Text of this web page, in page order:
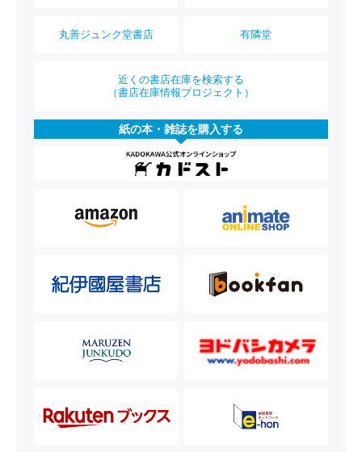
丸善ジュンク堂書店 有隣堂
近くの書店在庫を検索する
（書店在庫情報プロジェクト）
紙の本・雑誌を購入する